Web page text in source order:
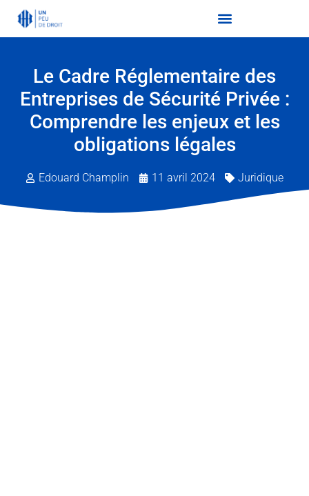
Le Cadre Réglementaire des
Entreprises de Sécurité Privée :
Comprendre les enjeux et les
obligations légales
Edouard Champlin 11 avril 2024 Juridique